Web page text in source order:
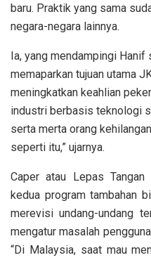
baru. Praktik yang sama
negara-negara lainnya.
Ia, yang mendampingi
memaparkan tujuan utama
meningkatkan keahlian
industri berbasis teknologi
serta merta orang
seperti itu,” ujarnya.
Caper atau Lepas Tangan
kedua program tambahan
merevisi undang-undang
mengatur masalah
“Di Malaysia, saat mau